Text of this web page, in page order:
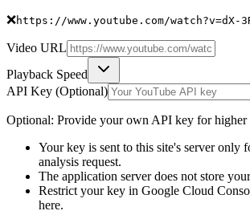
❌https://www.youtube.com/watch?v=dX-
Video URL
Playback Speed
API Key (Optional)
Optional: Provide your own API key for higher
Your key is sent to this site's server only
analysis request.
The application server does not store
Restrict your key in Google Cloud
here.